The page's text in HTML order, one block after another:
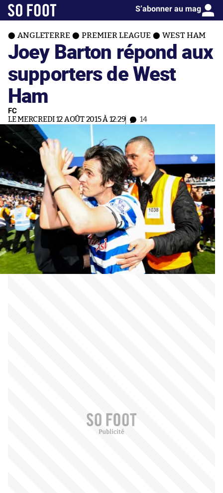
S’abonner au mag
ANGLETERRE PREMIER LEAGUE WEST HAM
Joey Barton répond aux
supporters de West
Ham
FC
LE MERCREDI 12 AOÛT 2015 À 12:29 14